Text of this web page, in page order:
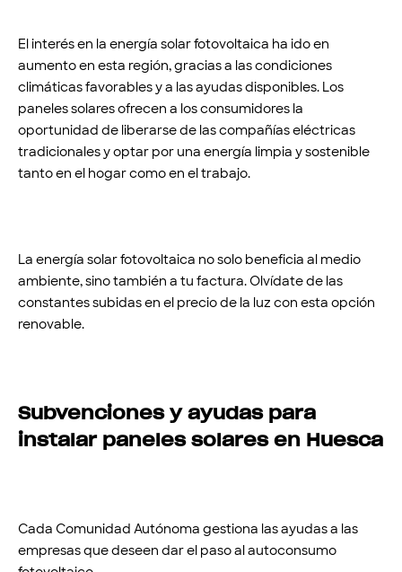
El interés en la energía solar fotovoltaica ha ido en
aumento en esta región, gracias a las condiciones
climáticas favorables y a las ayudas disponibles. Los
paneles solares ofrecen a los consumidores la
oportunidad de liberarse de las compañías eléctricas
tradicionales y optar por una energía limpia y sostenible
tanto en el hogar como en el trabajo.
La energía solar fotovoltaica no solo beneficia al medio
ambiente, sino también a tu factura. Olvídate de las
constantes subidas en el precio de la luz con esta opción
renovable.
Subvenciones y ayudas para
instalar paneles solares en Huesca
Cada Comunidad Autónoma gestiona las ayudas a las
empresas que deseen dar el paso al autoconsumo